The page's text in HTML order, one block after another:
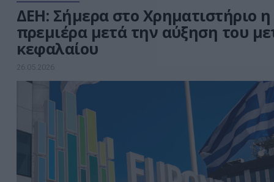
ΔΕΗ: Σήμερα στο Χρηματιστήριο η
πρεμιέρα μετά την αύξηση του
κεφαλαίου
26.05.2026